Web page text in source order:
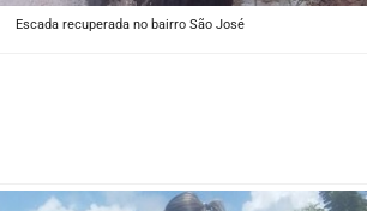
Escada recuperada no bairro São José